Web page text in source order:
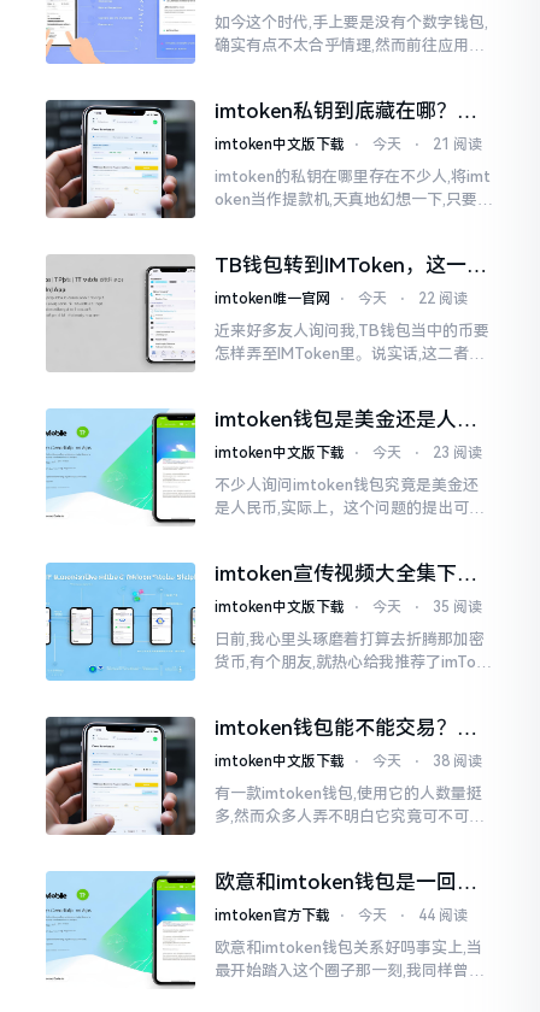
如今这个时代,手上要是没有个数字钱包,
确实有点不太合乎情理,然而前往应用商
似乎相似
imtoken私钥到底藏在哪？别
慌，找对地方才安心
imtoken中文版下载 ⋅ 今天 ⋅ 21 阅读
imtoken的私钥在哪里存在不少人,将imt
oken当作提款机,天真地幻想一下,只要把
TB钱包转到IMToken，这一步
别走错
imtoken唯一官网 ⋅ 今天 ⋅ 22 阅读
近来好多友人询问我,TB钱包当中的币要
怎样弄至IMToken里。说实话,这二者皆
就迷糊了
imtoken钱包是美金还是人民
币？其实它是个“多面手”
imtoken中文版下载 ⋅ 今天 ⋅ 23 阅读
不少人询问imtoken钱包究竟是美金还
是人民币,实际上，这个问题的提出可谓
一个“钱包”而已
imtoken宣传视频大全集下
载，新手看完就懂怎么用
imtoken中文版下载 ⋅ 今天 ⋅ 35 阅读
日前,我心里头琢磨着打算去折腾那加密
货币,有个朋友,就热心给我推荐了imTok
imtoken钱包能不能交易？一
文说清楚
imtoken中文版下载 ⋅ 今天 ⋅ 38 阅读
有一款imtoken钱包,使用它的人数量挺
多,然而众多人弄不明白它究竟可不可以
存钱罐与菜市场那般
欧意和imtoken钱包是一回事
吗？搞清楚了再装钱包
imtoken官方下载 ⋅ 今天 ⋅ 44 阅读
欧意和imtoken钱包关系好吗事实上,当
最开始踏入这个圈子那一刻,我同样曾因